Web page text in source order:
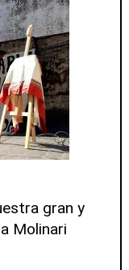
gran y
Molinari